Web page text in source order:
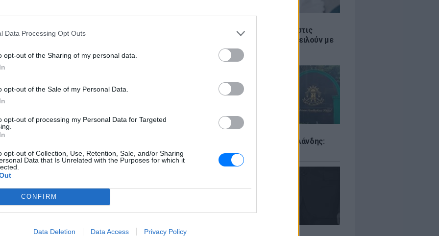
Data Processing Opt Outs
opt-out of the Sharing of my personal data.
opt-out of the Sale of my Personal Data.
opt-out of processing my Personal Data for Targeted
opt-out of Collection, Use, Retention, Sale, and/or Sharing
Data that Is Unrelated with the Purposes for which it
CONFIRM
Data Deletion Data Access Privacy Policy
Γονικές παροχές: Οι παγίδες στις
μεταφορές χρημάτων που απειλούν με
ΕΙΔΗΣΕΙΣ
Μακελειό σε σχολείο της Ταϊλάνδης:
Μαθητής άνοιξε πυρ
στο
για
!
και στο Instagram
ΔΙΑΦΗΜΙΣΗ